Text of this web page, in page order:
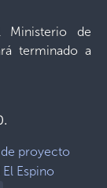
Ministerio de
terminado a
proyecto
Espino